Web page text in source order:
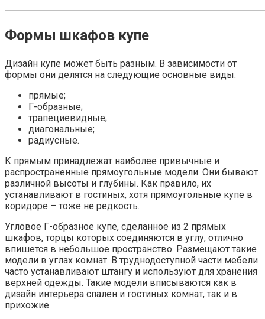
Формы шкафов купе
Дизайн купе может быть разным. В зависимости от
формы они делятся на следующие основные виды:
прямые;
Г-образные;
трапециевидные;
диагональные;
радиусные.
К прямым принадлежат наиболее привычные и
распространенные прямоугольные модели. Они бывают
различной высоты и глубины. Как правило, их
устанавливают в гостиных, хотя прямоугольные купе в
коридоре – тоже не редкость.
Угловое Г-образное купе, сделанное из 2 прямых
шкафов, торцы которых соединяются в углу, отлично
впишется в небольшое пространство. Размещают такие
модели в углах комнат. В труднодоступной части мебели
часто устанавливают штангу и используют для хранения
верхней одежды. Такие модели вписываются как в
дизайн интерьера спален и гостиных комнат, так и в
прихожие.